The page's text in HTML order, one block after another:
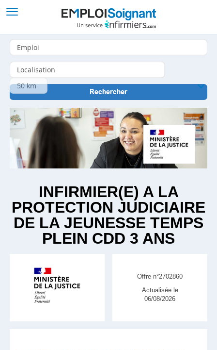
INFIRMIER(E) A LA
PROTECTION JUDICIAIRE
DE LA JEUNESSE TEMPS
PLEIN CDD 3 ANS
Offre n°2702860
Actualisée le
06/08/2026